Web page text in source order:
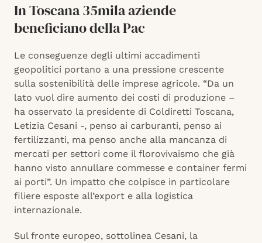
In Toscana 35mila aziende
beneficiano della Pac
Le conseguenze degli ultimi accadimenti
geopolitici portano a una pressione crescente
sulla sostenibilità delle imprese agricole. “Da un
lato vuol dire aumento dei costi di produzione –
ha osservato la presidente di Coldiretti Toscana,
Letizia Cesani -, penso ai carburanti, penso ai
fertilizzanti, ma penso anche alla mancanza di
mercati per settori come il florovivaismo che già
hanno visto annullare commesse e container fermi
ai porti”. Un impatto che colpisce in particolare
filiere esposte all’export e alla logistica
internazionale.
Sul fronte europeo, sottolinea Cesani, la